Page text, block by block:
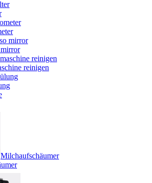
mirror
reinigen
Milchaufschäumer